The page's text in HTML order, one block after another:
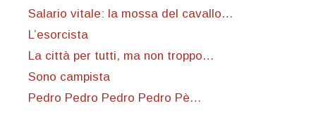
Salario vitale: la mossa del cavallo…
L’esorcista
La città per tutti, ma non troppo…
Sono campista
Pedro Pedro Pedro Pedro Pè…